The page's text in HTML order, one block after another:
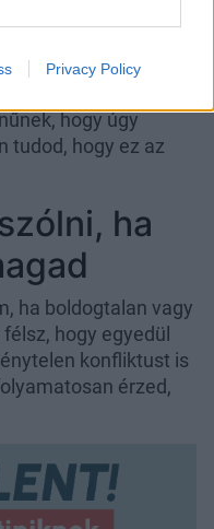
Privacy Policy
üldözöd, és így
hogy nem
hogy úgy
tudod, hogy ez az
ha
ha boldogtalan vagy
hogy egyedül
konfliktust is
érzed,